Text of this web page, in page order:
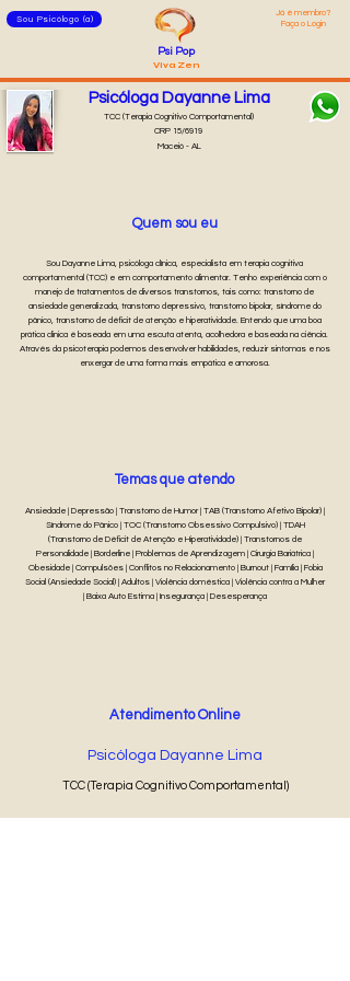
Sou Psicólogo (a)
Já é membro?
Faça o Login
Psi Pop
Viva Zen
Psicóloga Dayanne Lima
CRP 15/6919
Maceió - AL
TCC (Terapia Cognitivo Comportamental)
Quem sou eu
Sou Dayanne Lima, psicóloga clínica, especialista em terapia cognitiva
comportamental (TCC) e em comportamento alimentar. Tenho experiência com o
manejo de tratamentos de diversos transtornos, tais como: transtorno de
ansiedade generalizada, transtorno depressivo, transtorno bipolar, síndrome do
pânico, transtorno de déficit de atenção e hiperatividade. Entendo que uma boa
prática clinica é baseada em uma escuta atenta, acolhedora e baseada na ciência.
Através da psicoterapia podemos desenvolver habilidades, reduzir sintomas e nos
enxergar de uma forma mais empática e amorosa.
Ansiedade | Depressão | Transtorno de Humor | TAB (Transtorno Afetivo Bipolar) |
Síndrome do Pânico | TOC (Transtorno Obsessivo Compulsivo) | TDAH
(Transtorno de Déficit de Atenção e Hiperatividade) | Transtornos de
Personalidade | Borderline | Problemas de Aprendizagem | Cirurgia Bariátrica |
Obesidade | Compulsões | Conflitos no Relacionamento | Burnout | Família | Fobia
Social (Ansiedade Social) | Adultos | Violência doméstica | Violência contra a Mulher
| Baixa Auto Estima | Insegurança | Desesperança
Temas que atendo
Atendimento Online
Psicóloga Dayanne Lima
TCC (Terapia Cognitivo Comportamental)